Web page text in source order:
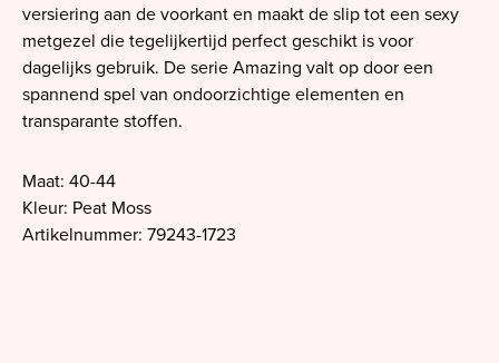
versiering aan de voorkant en maakt de slip tot een sexy
metgezel die tegelijkertijd perfect geschikt is voor
dagelijks gebruik. De serie Amazing valt op door een
spannend spel van ondoorzichtige elementen en
transparante stoffen.
Maat: 40-44
Kleur: Peat Moss
Artikelnummer: 79243-1723